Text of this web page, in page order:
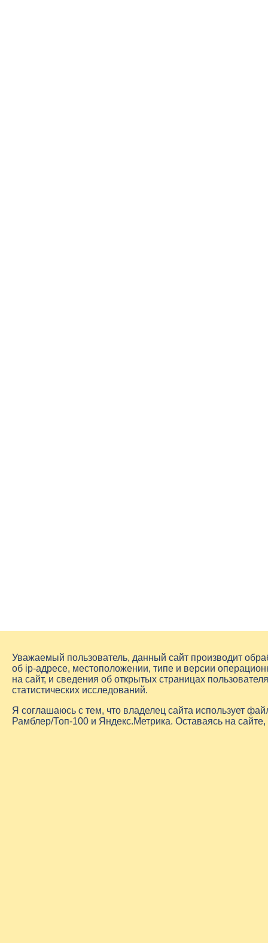
Уважаемый пользователь, данный сайт производит
об ip-адресе, местоположении, типе и версии
на сайт, и сведения об открытых страницах
статистических исследований.
Я соглашаюсь с тем, что владелец сайта использует
Рамблер/Топ-100 и Яндекс.Метрика. Оставаясь на